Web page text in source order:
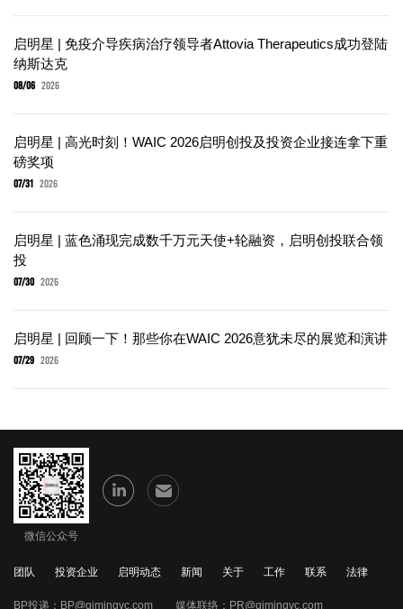
启明星 | 免疫介导疾病治疗领导者Attovia Therapeutics成功登陆
纳斯达克
08/06 2026
启明星 | 高光时刻！WAIC 2026启明创投及投资企业接连拿下重
磅奖项
07/31 2026
启明星 | 蓝色涌现完成数千万元天使+轮融资，启明创投联合领
投
07/30 2026
启明星 | 回顾一下！那些你在WAIC 2026意犹未尽的展览和演讲
07/29 2026
微信公众号
团队 投资企业 启明动态 新闻 关于 工作 联系 法律
BP投递： BP@qimingvc.com 媒体联络： PR@qimingvc.com